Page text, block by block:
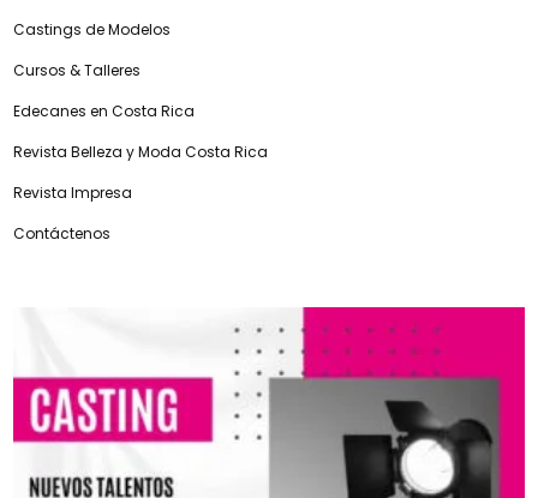
Castings de Modelos
Cursos & Talleres
Edecanes en Costa Rica
Revista Belleza y Moda Costa Rica
Revista Impresa
Contáctenos